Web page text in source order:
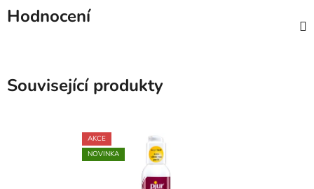
Hodnocení
Související produkty
AKCE
NOVINKA